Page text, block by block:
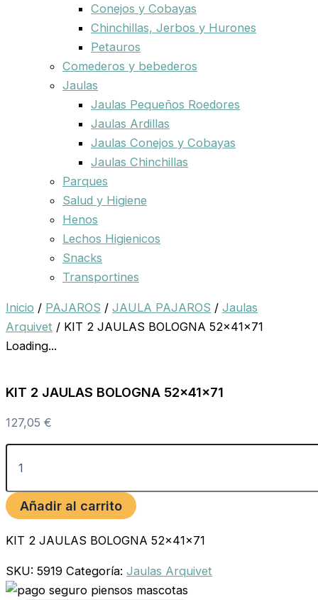
Conejos y Cobayas
Chinchillas, Jerbos y Hurones
Petauros
Comederos y bebederos
Jaulas
Jaulas Pequeños Roedores
Jaulas Ardillas
Jaulas Conejos y Cobayas
Jaulas Chinchillas
Parques
Salud y Higiene
Henos
Lechos Higienicos
Snacks
Transportines
Inicio / PAJAROS / JAULA PAJAROS / Jaulas
Arquivet / KIT 2 JAULAS BOLOGNA 52x41x71
Loading...
KIT 2 JAULAS BOLOGNA 52x41x71
127,05 €
Añadir al carrito
KIT 2 JAULAS BOLOGNA 52x41x71
SKU: 5919 Categoría: Jaulas Arquivet